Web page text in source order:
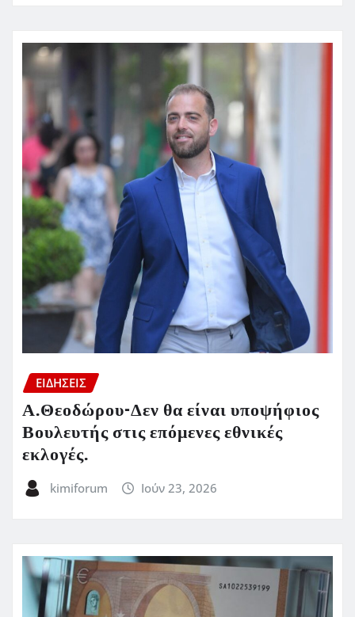
ΕΙΔΗΣΕΙΣ
Α.Θεοδώρου-Δεν θα είναι υποψήφιος
Βουλευτής στις επόμενες εθνικές
εκλογές.
kimiforum Ιούν 23, 2026